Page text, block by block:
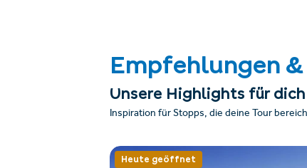
Empfehlungen &
Unsere Highlights für
Inspiration für Stopps, die deine Tour
Heute geöffnet